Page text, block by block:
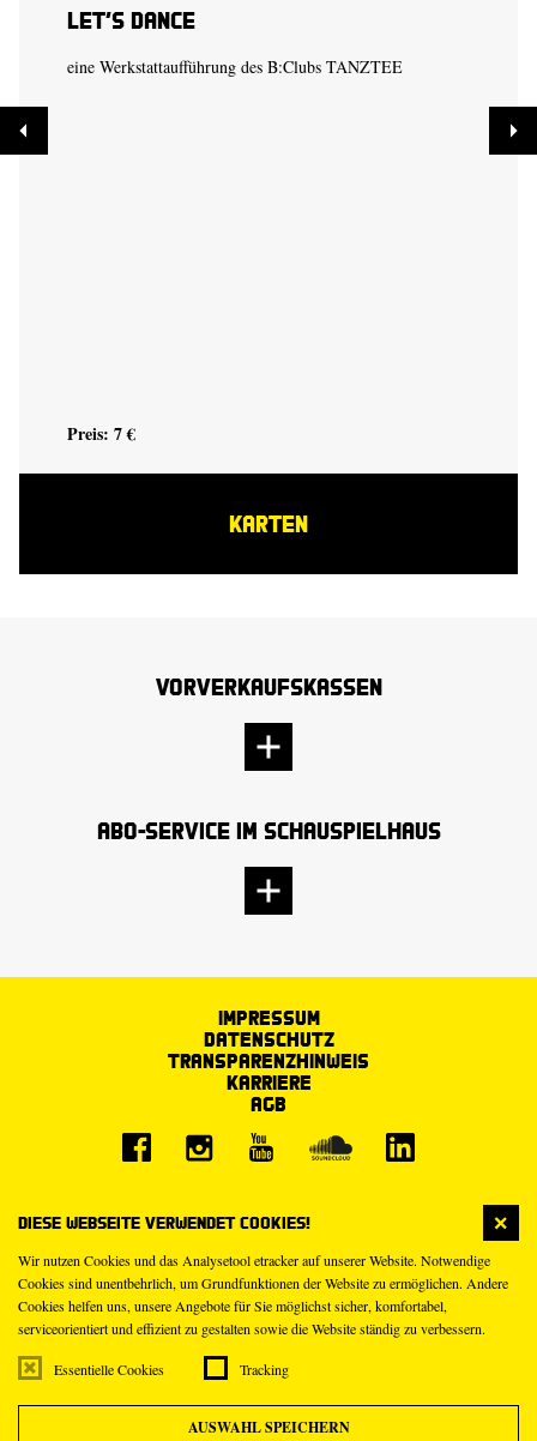
Diese Webseite verwendet Cookies!
Wir nutzen Cookies und das Analysetool etracker auf unserer Website. Notwendige
Cookies sind unentbehrlich, um Grundfunktionen der Website zu ermöglichen. Andere
Cookies helfen uns, unsere Angebote für Sie möglichst sicher, komfortabel,
serviceorientiert und effizient zu gestalten sowie die Website ständig zu verbessern.
Essentielle Cookies Tracking
AUSWAHL SPEICHERN
Let’s Dance
eine Werkstattaufführung des B:Clubs TANZTEE
Preis: 7 €
KARTEN
Vorverkaufskassen
Abo-Service im Schauspielhaus
Impressum
Datenschutz
Transparenzhinweis
Karriere
AGB